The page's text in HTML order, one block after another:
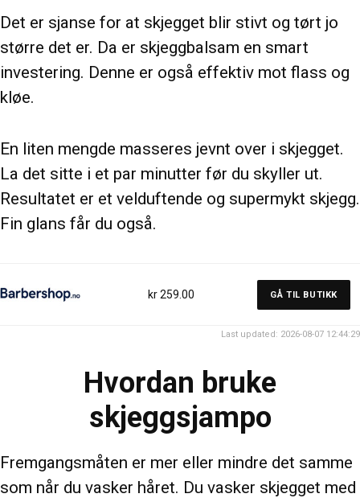
Det er sjanse for at skjegget blir stivt og tørt jo
større det er. Da er skjeggbalsam en smart
investering. Denne er også effektiv mot flass og
kløe.
En liten mengde masseres jevnt over i skjegget.
La det sitte i et par minutter før du skyller ut.
Resultatet er et velduftende og supermykt skjegg.
Fin glans får du også.
kr 259.00 GÅ TIL BUTIKK
Last updated: 2026-08-07 12:44:29
Hvordan bruke
skjeggsjampo
Fremgangsmåten er mer eller mindre det samme
som når du vasker håret. Du vasker skjegget med